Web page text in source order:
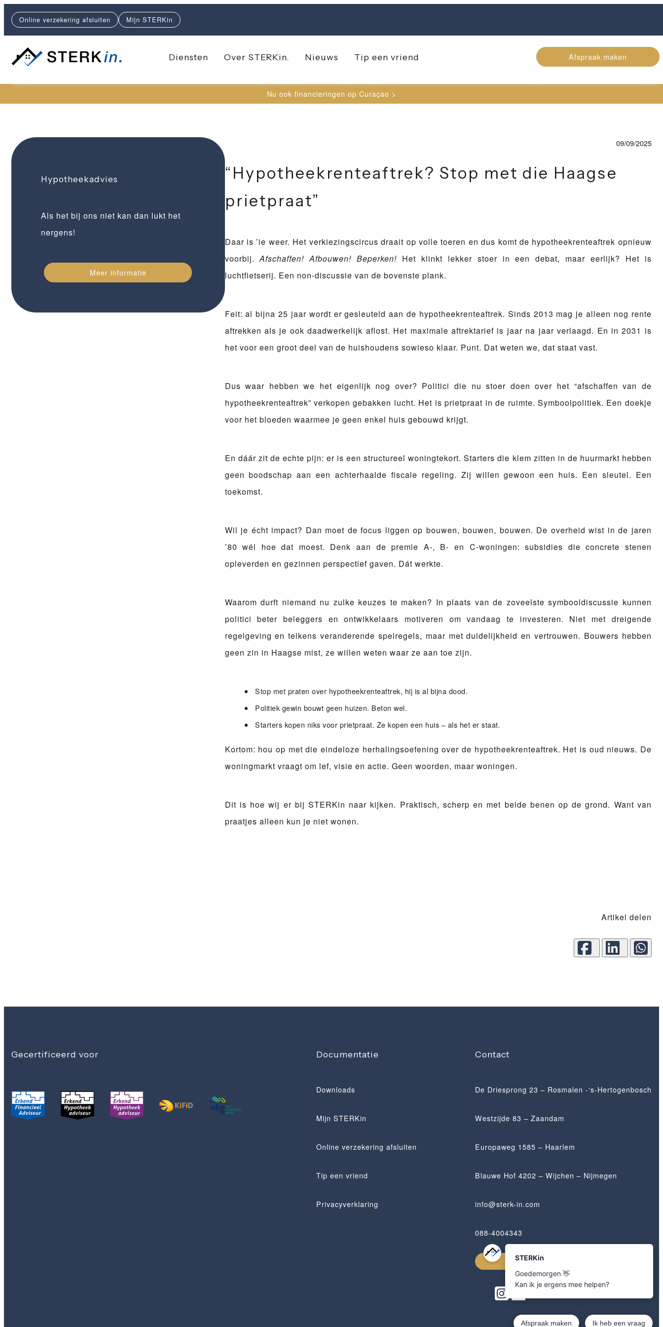
Online verzekering afsluiten Mijn STERKin
Diensten Over STERKin. Nieuws Tip een vriend Afspraak maken
Nu ook financieringen op Curaçao >
Hypotheekadvies
Als het bij ons niet kan dan lukt het
nergens!
Meer informatie
09/09/2025
“Hypotheekrenteaftrek? Stop met die Haagse
prietpraat”
Daar is ’ie weer. Het verkiezingscircus draait op volle toeren en dus komt de hypotheekrenteaftrek opnieuw
voorbij.Afschaffen! Afbouwen! Beperken! Het klinkt lekker stoer in een debat, maar eerlijk? Het is
luchtfietserij. Een non-discussie van de bovenste plank.
Feit: al bijna 25 jaar wordt er gesleuteld aan de hypotheekrenteaftrek. Sinds 2013 mag je alleen nog rente
aftrekken als je ook daadwerkelijk aflost. Het maximale aftrektarief is jaar na jaar verlaagd. En in 2031 is
het voor een groot deel van de huishoudens sowieso klaar. Punt. Dat weten we, dat staat vast.
Dus waar hebben we het eigenlijk nog over? Politici die nu stoer doen over het “afschaffen van de
hypotheekrenteaftrek” verkopen gebakken lucht. Het is prietpraat in de ruimte. Symboolpolitiek. Een doekje
voor het bloeden waarmee je geen enkel huis gebouwd krijgt.
En dáár zit de echte pijn: er is een structureel woningtekort. Starters die klem zitten in de huurmarkt hebben
geen boodschap aan een achterhaalde fiscale regeling. Zij willen gewoon een huis. Een sleutel. Een
toekomst.
Wil je écht impact? Dan moet de focus liggen op bouwen, bouwen, bouwen. De overheid wist in de jaren
’80 wél hoe dat moest. Denk aan de premie A-, B- en C-woningen: subsidies die concrete stenen
opleverden en gezinnen perspectief gaven. Dát werkte.
Waarom durft niemand nu zulke keuzes te maken? In plaats van de zoveelste symbooldiscussie kunnen
politici beter beleggers en ontwikkelaars motiveren om vandaag te investeren. Niet met dreigende
regelgeving en telkens veranderende spelregels, maar met duidelijkheid en vertrouwen. Bouwers hebben
geen zin in Haagse mist, ze willen weten waar ze aan toe zijn.
Stop met praten over hypotheekrenteaftrek, hij is al bijna dood.
Politiek gewin bouwt geen huizen. Beton wel.
Starters kopen niks voor prietpraat. Ze kopen een huis – als het er staat.
Kortom: hou op met die eindeloze herhalingsoefening over de hypotheekrenteaftrek. Het is oud nieuws. De
woningmarkt vraagt om lef, visie en actie. Geen woorden, maar woningen.
Dit is hoe wij er bij STERKin naar kijken. Praktisch, scherp en met beide benen op de grond. Want van
praatjes alleen kun je niet wonen.
Artikel delen
Gecertificeerd voor Documentatie
Downloads
Mijn STERKin
Online verzekering afsluiten
Tip een vriend
Privacyverklaring
Contact
De Driesprong 23 – Rosmalen -‘s-Hertogenbosch
Westzijde 83 – Zaandam
Europaweg 1585 – Haarlem
Blauwe Hof 4202 – Wijchen – Nijmegen
info@sterk-in.com
088-4004343
Afspraak maken